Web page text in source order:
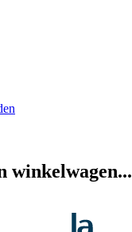
winkelwagen...